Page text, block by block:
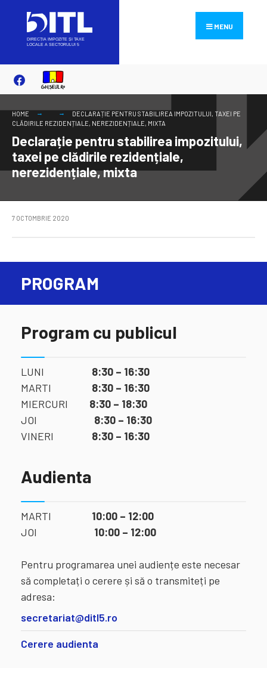
content
MENU
HOME
DECLARAȚIE PENTRU STABILIREA IMPOZITULUI, TAXEI PE
CLĂDIRILE REZIDENȚIALE, NEREZIDENȚIALE, MIXTA
Declarație pentru stabilirea impozitului,
taxei pe clădirile rezidențiale,
nerezidențiale, mixta
7 OCTOMBRIE 2020
PROGRAM
Program cu publicul
LUNI 8:30 – 16:30
MARTI 8:30 – 16:30
MIERCURI 8:30 – 18:30
JOI 8:30 – 16:30
VINERI 8:30 – 16:30
Audienta
MARTI 10:00 – 12:00
JOI 10:00 – 12:00
Pentru programarea unei audiențe este necesar
să completați o cerere și să o transmiteți pe
adresa:
secretariat@ditl5.ro
Cerere audienta
for: